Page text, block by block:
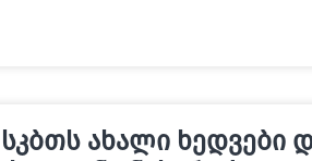
სკბთს ახალი ხედვები